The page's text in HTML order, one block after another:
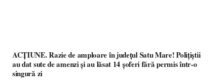
ACȚIUNE. Razie de amploare în județul Satu Mare! Polițiștii
au dat sute de amenzi și au lăsat 14 șoferi fără permis într-o
singură zi